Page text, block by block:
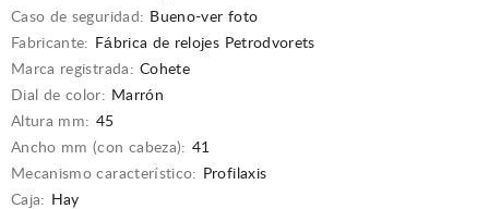
Caso de seguridad: Bueno-ver foto
Fabricante:
Fábrica de relojes Petrodvorets
Marca registrada: Cohete
Dial de color: Marrón
Altura mm: 45
Ancho mm (con cabeza): 41
Mecanismo característico:
Profilaxis
Caja:
Hay